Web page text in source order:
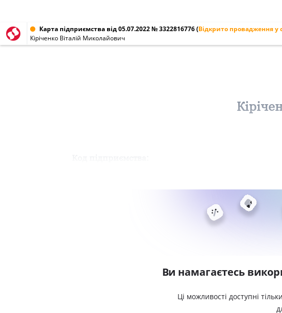
Карта підприємства від 05.07.2022 № 3322816776(Відкрито провадження у
Кіріченко Віталій Миколайович
Ви намагаєтесь
Ці можливості доступні